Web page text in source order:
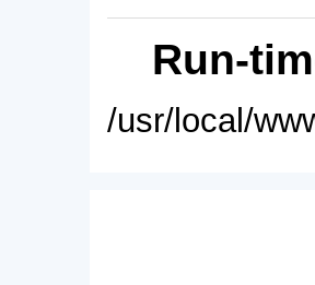
Run-
/usr/local/